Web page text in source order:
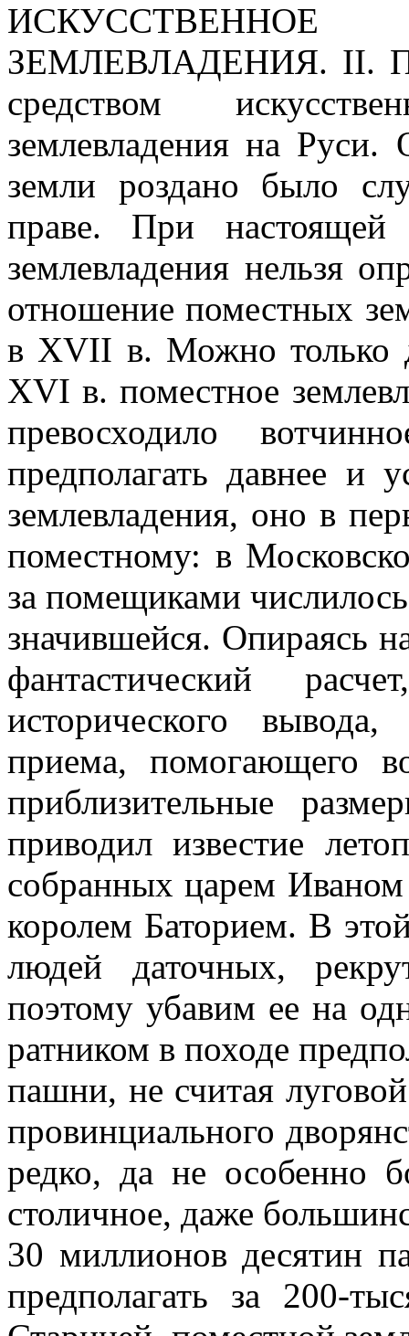
ИСКУССТВЕННОЕ
ЗЕМЛЕВЛАДЕНИЯ. II.
средством
землевладения на Руси.
земли роздано было
праве. При настоящей
землевладения нельзя
отношение поместных
в XVII в. Можно только
XVI в. поместное
превосходило
предполагать давнее и
землевладения, оно в
поместному: в
за помещиками
значившейся. Опираясь
фантастический
исторического
приема, помогающего
приблизительные
приводил известие
собранных царем
королем Баторием. В
людей даточных,
поэтому убавим ее на
ратником в походе
пашни, не считая
провинциального
редко, да не особенно
столичное, даже
30 миллионов десятин
предполагать за 200-